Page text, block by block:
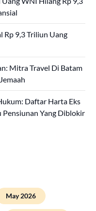
Rp 9,3 Triliun Uang
Mitra Travel Di Batam
Daftar Harta Eks
Pensiunan Yang Diblokir
May 2026